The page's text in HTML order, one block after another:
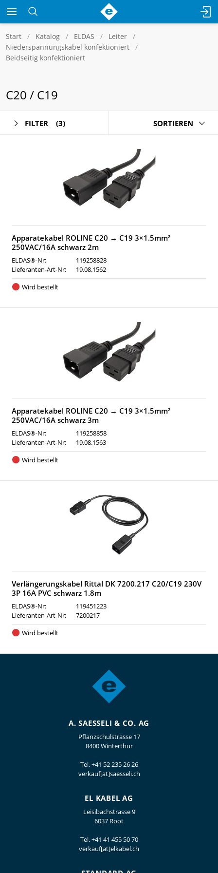
Start Katalog ELDAS
Leiter
Niederspannungskabel konfektioniert
Beidseitig konfektioniert
C20 / C19
FILTER (3) SORTIEREN
Apparatekabel ROLINE C20 → C19 3×1.5mm²
250VAC/16A schwarz 2m
ELDAS®-Nr:
119258828
Lieferanten-Art-Nr:
19.08.1562
Wird bestellt
Apparatekabel ROLINE C20 → C19 3×1.5mm²
250VAC/16A schwarz 3m
ELDAS®-Nr:
119258858
Lieferanten-Art-Nr:
19.08.1563
Wird bestellt
Verlängerungskabel Rittal DK 7200.217 C20/C19 230V
3P 16A PVC schwarz 1.8m
ELDAS®-Nr:
119451223
Lieferanten-Art-Nr:
7200217
Wird bestellt
A. SAESSELI & CO. AG
Pflanzschulstrasse 17
8400 Winterthur
Tel.+41 52 235 26 26
verkauf[at]saesseli.ch
EL KABEL AG
Leisibachstrasse 9
6037 Root
Tel.+41 41 455 50 70
verkauf[at]elkabel.ch